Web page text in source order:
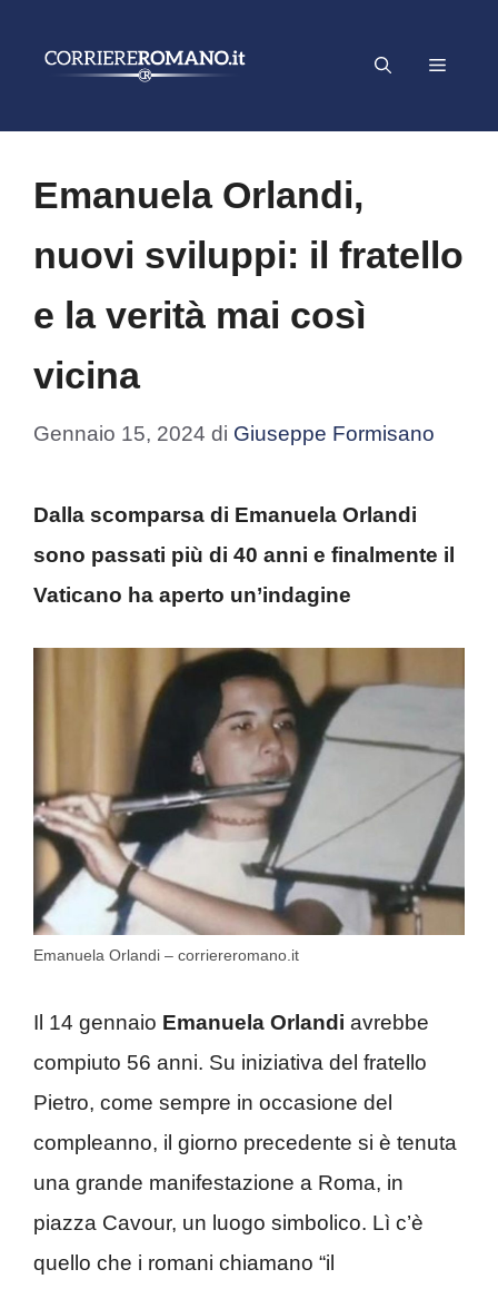
Menu
Emanuela Orlandi,
nuovi sviluppi: il fratello
e la verità mai così
vicina
Gennaio 15, 2024 di Giuseppe Formisano
Dalla scomparsa di Emanuela Orlandi
sono passati più di 40 anni e finalmente il
Vaticano ha aperto un’indagine
Emanuela Orlandi – corriereromano.it
Il 14 gennaio Emanuela Orlandi avrebbe
compiuto 56 anni. Su iniziativa del fratello
Pietro, come sempre in occasione del
compleanno, il giorno precedente si è tenuta
una grande manifestazione a Roma, in
piazza Cavour, un luogo simbolico. Lì c’è
quello che i romani chiamano “il